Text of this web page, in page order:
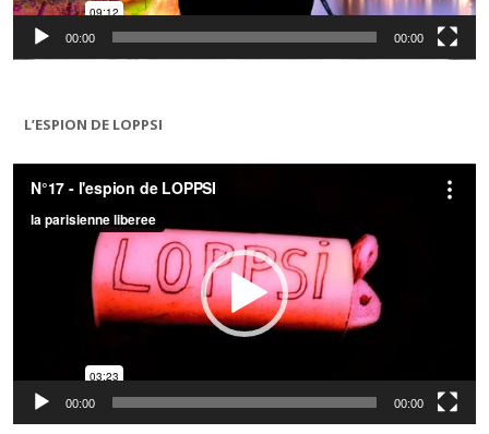
00:00 00:00
L’ESPION DE LOPPSI
Lecteur
vidéo
00:00 00:00